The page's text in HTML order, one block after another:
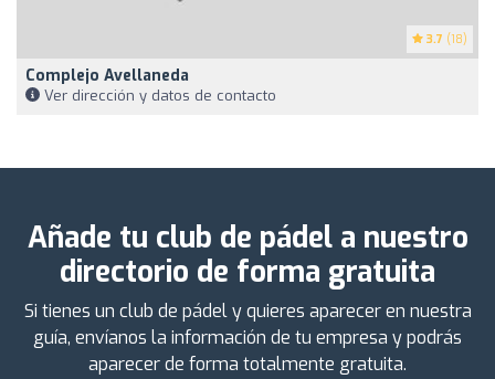
3.7 (18)
Complejo Avellaneda
Ver dirección y datos de contacto
Añade tu club de pádel a nuestro
directorio de forma gratuita
Si tienes un club de pádel y quieres aparecer en nuestra
guía, envíanos la información de tu empresa y podrás
aparecer de forma totalmente gratuita.